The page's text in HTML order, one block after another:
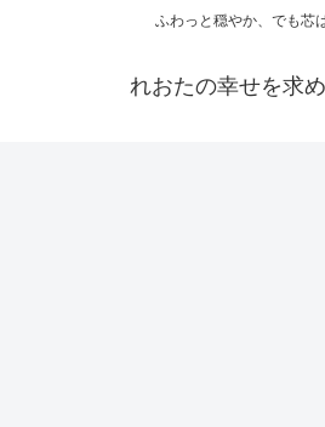
ふわっと穏やか、でも芯
れおたの幸せを求